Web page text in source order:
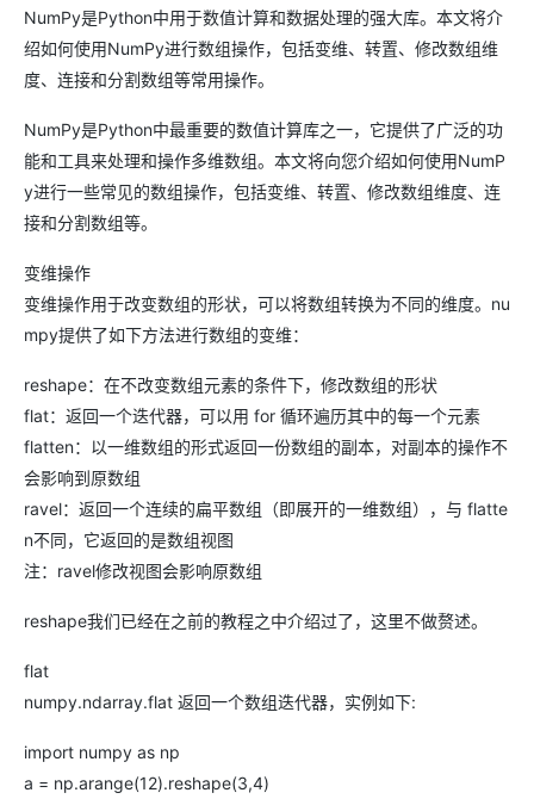
NumPy是Python中用于数值计算和数据处理的强大库。本文将介
绍如何使用NumPy进行数组操作，包括变维、转置、修改数组维
度、连接和分割数组等常用操作。
NumPy是Python中最重要的数值计算库之一，它提供了广泛的功
能和工具来处理和操作多维数组。本文将向您介绍如何使用NumP
y进行一些常见的数组操作，包括变维、转置、修改数组维度、连
接和分割数组等。
变维操作
变维操作用于改变数组的形状，可以将数组转换为不同的维度。nu
mpy提供了如下方法进行数组的变维：
reshape：在不改变数组元素的条件下，修改数组的形状
flat：返回一个迭代器，可以用 for 循环遍历其中的每一个元素
flatten：以一维数组的形式返回一份数组的副本，对副本的操作不
会影响到原数组
ravel：返回一个连续的扁平数组（即展开的一维数组），与 flatte
n不同，它返回的是数组视图
注：ravel修改视图会影响原数组
reshape我们已经在之前的教程之中介绍过了，这里不做赘述。
flat
numpy.ndarray.flat 返回一个数组迭代器，实例如下:
import numpy as np
a = np.arange(12).reshape(3,4)